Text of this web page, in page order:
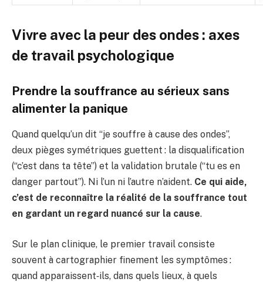
Vivre avec la peur des ondes : axes
de travail psychologique
Prendre la souffrance au sérieux sans
alimenter la panique
Quand quelqu’un dit “je souffre à cause des ondes”,
deux pièges symétriques guettent : la disqualification
(“c’est dans ta tête”) et la validation brutale (“tu es en
danger partout”). Ni l’un ni l’autre n’aident. Ce qui aide,
c’est de reconnaître la réalité de la souffrance tout
en gardant un regard nuancé sur la cause.
Sur le plan clinique, le premier travail consiste
souvent à cartographier finement les symptômes :
quand apparaissent‑ils, dans quels lieux, à quels